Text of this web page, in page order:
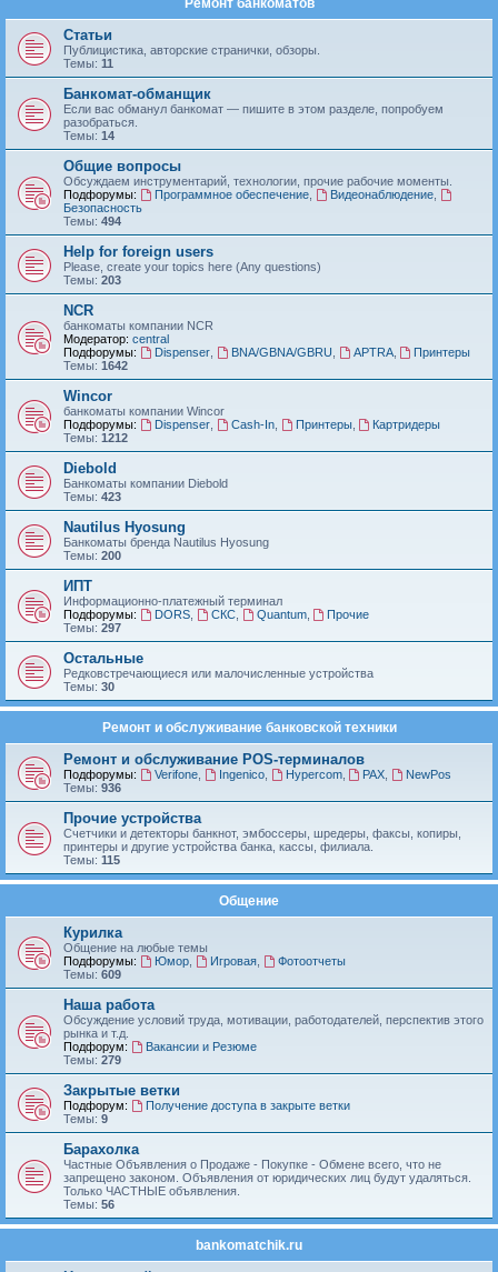
Ремонт банкоматов
Статьи
Публицистика, авторские странички, обзоры.
Темы: 11
Банкомат-обманщик
Если вас обманул банкомат — пишите в этом разделе, попробуем
разобраться.
Темы: 14
Общие вопросы
Обсуждаем инструментарий, технологии, прочие рабочие моменты.
Подфорумы:
Программное обеспечение, Видеонаблюдение,
Безопасность
Темы: 494
Help for foreign users
Please, create your topics here (Any questions)
Темы: 203
NCR
банкоматы компании NCR
Модератор: central
Подфорумы:
Dispenser, BNA/GBNA/GBRU APTRA,
Принтеры
Темы: 1642
Wincor
банкоматы компании Wincor
Подфорумы:
Dispenser, Cash-In, Принтеры,
Картридеры
Темы: 1212
Diebold
Банкоматы компании Diebold
Темы: 423
Nautilus Hyosung
Банкоматы бренда Nautilus Hyosung
Темы: 200
ИПТ
Информационно-платежный терминал
Подфорумы:
DORS, СКС, Quantum,
Прочие
Темы: 297
Остальные
Редковстречающиеся или малочисленные устройства
Темы: 30
Ремонт и обслуживание банковской техники
Ремонт и обслуживание POS-терминалов
Подфорумы: Verifone, Ingenico, Hypercom, PAX
NewPos
Темы: 936
Прочие устройства
Счетчики и детекторы банкнот, эмбоссеры, шредеры, факсы, копиры,
принтеры и другие устройства банка, кассы, филиала.
Темы: 115
Общение
Курилка
Общение на любые темы
Подфорумы:
Юмор, Игровая,
Фотоотчеты
Темы: 609
Наша работа
Обсуждение условий труда, мотивации, работодателей, перспектив этого
рынка и т.д.
Подфорум:
Вакансии и Резюме
Темы: 279
Закрытые ветки
Подфорум:
Получение доступа в закрыте ветки
Темы: 9
Барахолка
Частные Объявления о Продаже - Покупке - Обмене всего, что не
запрещено законом. Объявления от юридических лиц будут удаляться.
Только ЧАСТНЫЕ объявления.
Темы: 56
bankomatchik.ru